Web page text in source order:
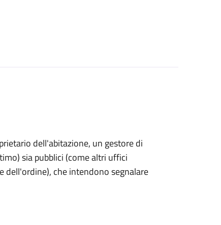
dell'abitazione, un gestore di
sia pubblici (come altri uffici
dell'ordine), che intendono segnalare